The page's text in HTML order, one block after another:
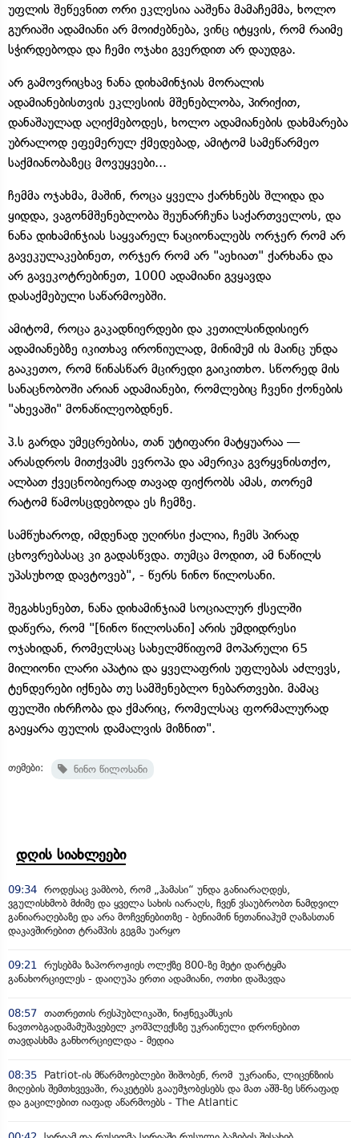
უფლის შეწევნით ორი ეკლესია ააშენა მამაჩემმა, ხოლო
გურიაში ადამიანი არ მოიძებნება, ვინც იტყვის, რომ რაიმე
სჭირდებოდა და ჩემი ოჯახი გვერდით არ დაუდგა.
არ გამოვრიცხავ ნანა დიხამინჯიას მორალის
ადამიანებისთვის ეკლესიის მშენებლობა, პირიქით,
დანაშაულად აღიქმებოდეს, ხოლო ადამიანების დახმარება
უბრალოდ ეფემერულ ქმედებად, ამიტომ სამეწარმეო
საქმიანობაზეც მოვუყვები...
ჩემმა ოჯახმა, მაშინ, როცა ყველა ქარხნებს შლიდა და
ყიდდა, ვაგონმშენებლობა შეუნარჩუნა საქართველოს, და
ნანა დიხამინჯიას საყვარელ ნაციონალებს ორჯერ რომ არ
გავეკულაკებინეთ, ორჯერ რომ არ "აეხიათ" ქარხანა და
არ გავეკოტრებინეთ, 1000 ადამიანი გვყავდა
დასაქმებული საწარმოებში.
ამიტომ, როცა გაკადნიერდები და კეთილსინდისიერ
ადამიანებზე იკითხავ ირონიულად, მინიმუმ ის მაინც უნდა
გააკეთო, რომ წინასწარ მცირედი გაიკითხო. სწორედ მის
სანაცნობოში არიან ადამიანები, რომლებიც ჩვენი ქონების
"ახევაში" მონაწილეობდნენ.
პ.ს გარდა უმეცრებისა, თან უტიფარი მატყუარაა —
არასდროს მითქვამს ევროპა და ამერიკა გვრყვნისთქო,
ალბათ ქვეცნობიერად თავად ფიქრობს ამას, თორემ
რატომ წამოსცდებოდა ეს ჩემზე.
სამწუხაროდ, იმდენად უღირსი ქალია, ჩემს პირად
ცხოვრებასაც კი გადასწვდა. თუმცა მოდით, ამ ნაწილს
უპასუხოდ დავტოვებ", - წერს ნინო წილოსანი.
შეგახსენებთ, ნანა დიხამინჯიამ სოციალურ ქსელში
დაწერა, რომ "[ნინო წილოსანი] არის უმდიდრესი
ოჯახიდან, რომელსაც სახელმწიფომ მოპარული 65
მილიონი ლარი აპატია და ყველაფრის უფლებას აძლევს,
ტენდერები იქნება თუ სამშენებლო ნებართვები. მამაც
ფულში იხრჩობა და ქმარიც, რომელსაც ფორმალურად
გაეყარა ფულის დამალვის მიზნით".
თემები: ნინო წილოსანი
დღის სიახლეები
09:34 როდესაც ვამბობ, რომ „ჰამასი“ უნდა განიარაღდეს,
ვგულისხმობ მძიმე და ყველა სახის იარაღს, ჩვენ ვსაუბრობთ ნამდვილ
განიარაღებაზე და არა მოჩვენებითზე - ბენიამინ ნეთანიაჰუმ ღაზასთან
დაკავშირებით ტრამპის გეგმა უარყო
09:21
რუსებმა ზაპოროჟიეს ოლქზე 800-ზე მეტი დარტყმა
განახორციელეს - დაიღუპა ერთი ადამიანი, ოთხი დაშავდა
08:57 თათრეთის რესპუბლიკაში, ნიჟნეკამსკის
ნავთობგადამამუშავებელ კომპლექსზე უკრაინული დრონებით
თავდასხმა განხორციელდა - მედია
08:35
Patriot-ის მწარმოებლები შიშობენ, რომ უკრაინა, ლიცენზიის
მიღების შემთხვევაში, რაკეტებს გააუმჯობესებს და მათ აშშ-ზე სწრაფად
და გაცილებით იაფად აწარმოებს - The Atlantic